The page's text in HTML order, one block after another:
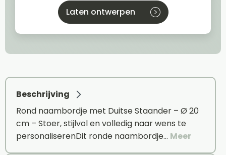
Laten ontwerpen
Beschrijving
Rond naambordje met Duitse Staander – Ø 20
cm – Stoer, stijlvol en volledig naar wens te
personaliserenDit ronde naambordje… Meer